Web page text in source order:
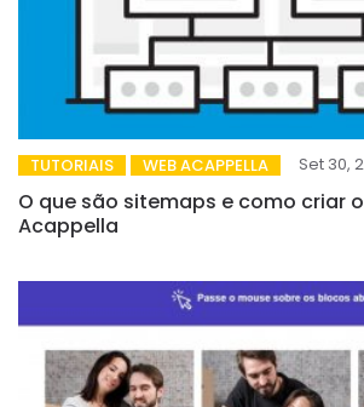
TUTORIAIS WEB ACAPPELLA Set 30,
O que são sitemaps e como criar
Acappella